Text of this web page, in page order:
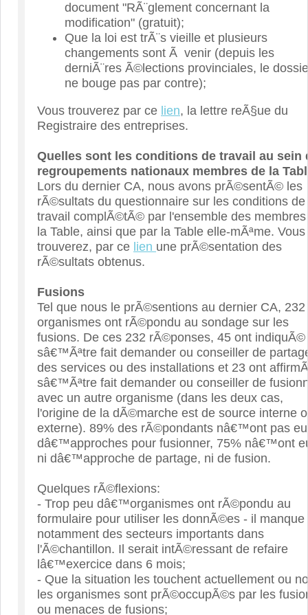
document "RÃ¨glement concernant la
modification" (gratuit);
Que la loi est trÃ¨s vieille et plusieurs
changements sont Ã venir (depuis les
derniÃ¨res Ã©lections provinciales, le
ne bouge pas par contre);
Vous trouverez par ce lien, la lettre reÃ§ue du
Registraire des entreprises.
Quelles sont les conditions de travail au sein
regroupements nationaux membres de la
Lors du dernier CA, nous avons prÃ©sentÃ© les
rÃ©sultats du questionnaire sur les conditions de
travail complÃ©tÃ© par l'ensemble des
la Table, ainsi que par la Table elle-mÃªme. Vous
trouverez, par ce lien une prÃ©sentation des
rÃ©sultats obtenus.
Fusions
Tel que nous le prÃ©sentions au dernier CA, 232
organismes ont rÃ©pondu au sondage sur les
fusions. De ces 232 rÃ©ponses, 45 ont indiquÃ©
sâ€™Ãªtre fait demander ou conseiller de
des services ou des installations et 23 ont
sâ€™Ãªtre fait demander ou conseiller de
avec un autre organisme (dans les deux cas,
l'origine de la dÃ©marche est de source interne
externe). 89% des rÃ©pondants nâ€™ont pas eu
dâ€™approches pour fusionner, 75% nâ€™ont
ni dâ€™approche de partage, ni de fusion.
Quelques rÃ©flexions:
- Trop peu dâ€™organismes ont rÃ©pondu au
formulaire pour utiliser les donnÃ©es - il manque
notamment des secteurs importants dans
l'Ã©chantillon. Il serait intÃ©ressant de refaire
lâ€™exercice dans 6 mois;
- Que la situation les touchent actuellement ou
les organismes sont prÃ©occupÃ©s par les
ou menaces de fusions;